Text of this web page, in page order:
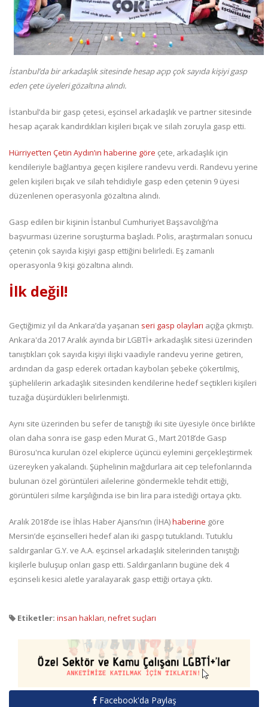
İstanbul’da bir arkadaşlık sitesinde hesap açıp çok sayıda kişiyi gasp
eden çete üyeleri gözaltına alındı.
İstanbul’da bir gasp çetesi, eşcinsel arkadaşlık ve partner sitesinde
hesap açarak kandırdıkları kişileri bıçak ve silah zoruyla gasp etti.
Hürriyet’ten Çetin Aydın’ın haberine göre çete, arkadaşlık için
kendileriyle bağlantıya geçen kişilere randevu verdi. Randevu yerine
gelen kişileri bıçak ve silah tehdidiyle gasp eden çetenin 9 üyesi
düzenlenen operasyonla gözaltına alındı.
Gasp edilen bir kişinin İstanbul Cumhuriyet Başsavcılığı’na
başvurması üzerine soruşturma başladı. Polis, araştırmaları sonucu
çetenin çok sayıda kişiyi gasp ettiğini belirledi. Eş zamanlı
operasyonla 9 kişi gözaltına alındı.
İlk değil!
Geçtiğimiz yıl da Ankara’da yaşanan seri gasp olayları açığa çıkmıştı.
Ankara'da 2017 Aralık ayında bir LGBTİ+ arkadaşlık sitesi üzerinden
tanıştıkları çok sayıda kişiyi ilişki vaadiyle randevu yerine getiren,
ardından da gasp ederek ortadan kaybolan şebeke çökertilmiş,
şüphelilerin arkadaşlık sitesinden kendilerine hedef seçtikleri kişileri
tuzağa düşürdükleri belirlenmişti.
Aynı site üzerinden bu sefer de tanıştığı iki site üyesiyle önce birlikte
olan daha sonra ise gasp eden Murat G., Mart 2018’de Gasp
Bürosu'nca kurulan özel ekiplerce üçüncü eylemini gerçekleştirmek
üzereyken yakalandı. Şüphelinin mağdurlara ait cep telefonlarında
bulunan özel görüntüleri ailelerine göndermekle tehdit ettiği,
görüntüleri silme karşılığında ise bin lira para istediği ortaya çıktı.
Aralık 2018’de ise İhlas Haber Ajansı’nın (İHA)haberine göre
Mersin’de eşcinselleri hedef alan iki gaspçı tutuklandı. Tutuklu
saldırganlar G.Y. ve A.A. eşcinsel arkadaşlık sitelerinden tanıştığı
kişilerle buluşup onları gasp etti. Saldırganların bugüne dek 4
eşcinseli kesici aletle yaralayarak gasp ettiği ortaya çıktı.
Etiketler: insan hakları nefret suçları
Facebook'da Paylaş